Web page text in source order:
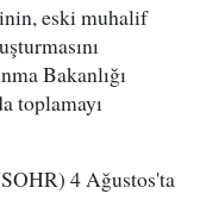
eski muhalif
Bakanlığı
toplamayı
4 Ağustos'ta